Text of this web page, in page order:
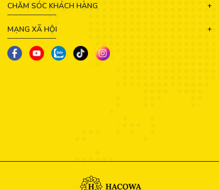
CHĂM SÓC KHÁCH HÀNG
MẠNG XÃ HỘI